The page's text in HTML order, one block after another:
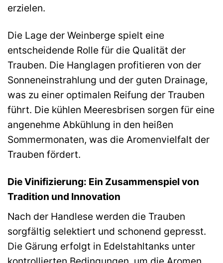
erzielen.
Die Lage der Weinberge spielt eine
entscheidende Rolle für die Qualität der
Trauben. Die Hanglagen profitieren von der
Sonneneinstrahlung und der guten Drainage,
was zu einer optimalen Reifung der Trauben
führt. Die kühlen Meeresbrisen sorgen für eine
angenehme Abkühlung in den heißen
Sommermonaten, was die Aromenvielfalt der
Trauben fördert.
Die Vinifizierung: Ein Zusammenspiel von
Tradition und Innovation
Nach der Handlese werden die Trauben
sorgfältig selektiert und schonend gepresst.
Die Gärung erfolgt in Edelstahltanks unter